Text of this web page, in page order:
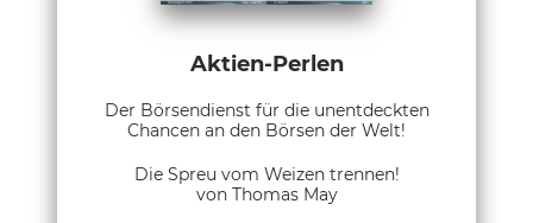
Aktien-Perlen
Der Börsendienst für die unentdeckten
Chancen an den Börsen der Welt!
Die Spreu vom Weizen trennen!
von Thomas May